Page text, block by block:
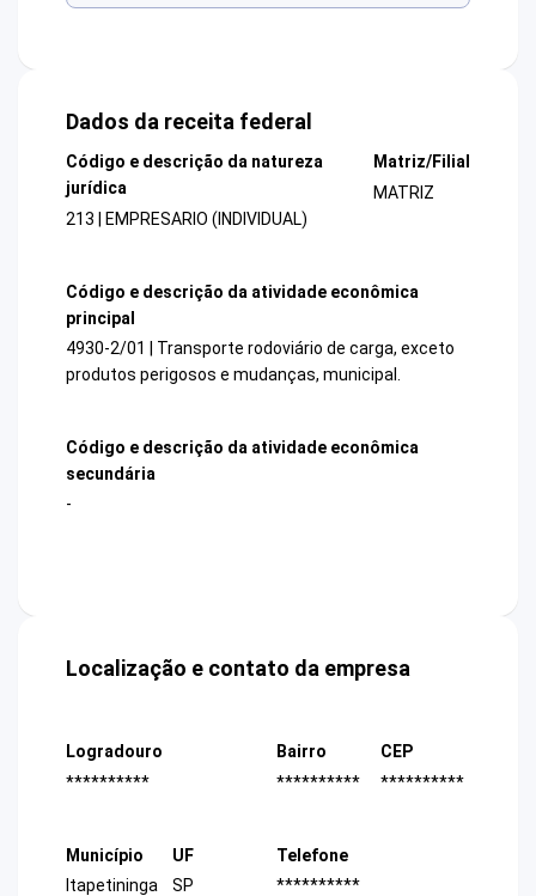
Dados da receita federal
Código e descrição da natureza
jurídica
213 | EMPRESARIO (INDIVIDUAL)
Matriz/Filial
MATRIZ
Código e descrição da atividade econômica
principal
4930-2/01 | Transporte rodoviário de carga, exceto
produtos perigosos e mudanças, municipal.
Código e descrição da atividade econômica
secundária
-
Localização e contato da empresa
Logradouro
**********
Bairro
**********
CEP
**********
Município
Itapetininga
UF
SP
Telefone
**********